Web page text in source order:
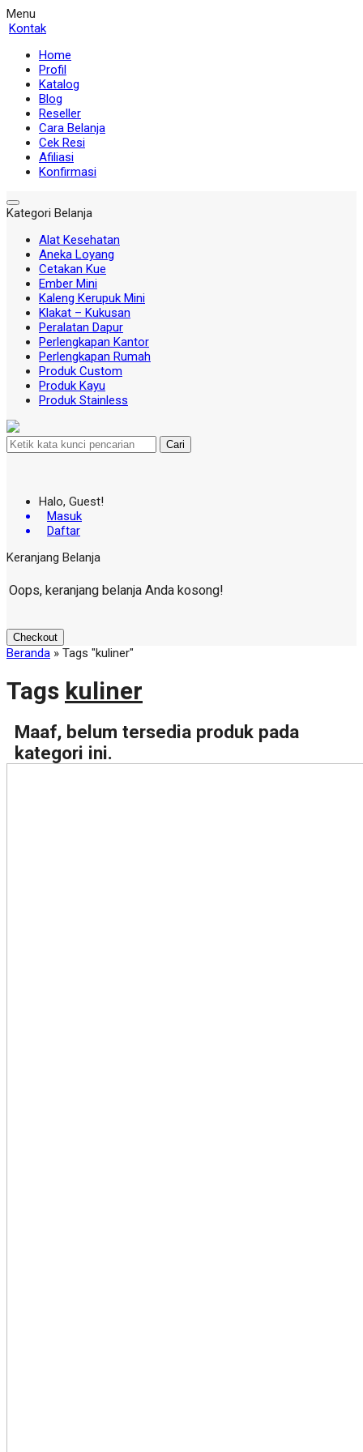
Menu
Kontak
Home
Profil
Katalog
Blog
Reseller
Cara Belanja
Cek Resi
Afiliasi
Konfirmasi
Kategori Belanja
Alat Kesehatan
Aneka Loyang
Cetakan Kue
Ember Mini
Kaleng Kerupuk Mini
Klakat – Kukusan
Peralatan Dapur
Perlengkapan Kantor
Perlengkapan Rumah
Produk Custom
Produk Kayu
Produk Stainless
Cari
Halo, Guest!
Masuk
Daftar
Keranjang Belanja
Oops, keranjang belanja Anda kosong!
Checkout
Beranda » Tags "kuliner"
Tags kuliner
Maaf, belum tersedia produk pada
kategori ini.